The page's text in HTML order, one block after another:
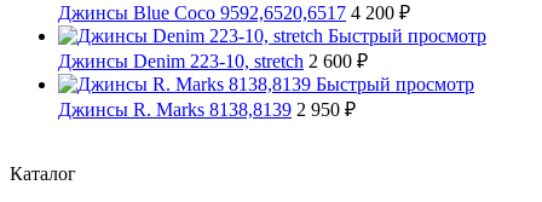
Джинсы Blue Coco 9592,6520,6517 4 200 ₽
Быстрый просмотр
Джинсы Denim 223-10, stretch 2 600 ₽
Быстрый просмотр
Джинсы R. Marks 8138,8139 2 950 ₽
Каталог